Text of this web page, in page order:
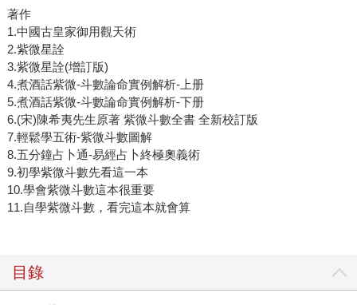
著作
1.中國古皇家御用觀天術
2.紫微星詮
3.紫微星詮(增訂版)
4.煮酒話紫微-斗數論命實例解析-上册
5.煮酒話紫微-斗數論命實例解析-下册
6.(宋)陳希夷先生原著 紫微斗數全書 全新校訂版
7.輕鬆學五術-紫微斗數圖解
8.五分鐘占卜通-易經占卜終極奧義術
9.初學紫微斗數先看這一本
10.學會紫微斗數這本很重要
11.自學紫微斗數，看完這本就會算
目錄